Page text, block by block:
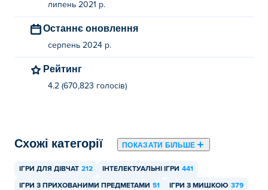
липень 2021 р.
Останнє оновлення
серпень 2024 р.
Рейтинг
4.2 (670,823 голосів)
Схожі категорії ПОКАЗАТИ БІЛЬШЕ
ІГРИ ДЛЯ ДІВЧАТ 212 ІНТЕЛЕКТУАЛЬНІ ІГРИ 441
ІГРИ З ПРИХОВАНИМИ ПРЕДМЕТАМИ 51 ІГРИ З МИШКОЮ 379